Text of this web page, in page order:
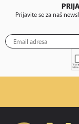
Prijavite se za naš